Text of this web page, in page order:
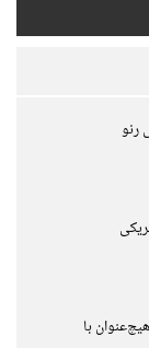
با